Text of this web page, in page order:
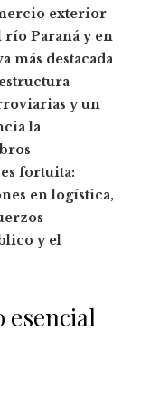
exterior
río Paraná y en
más destacada
y un
la
fortuita:
en logística,
y el